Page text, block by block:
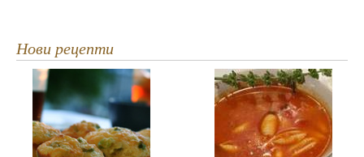
Нови рецепти